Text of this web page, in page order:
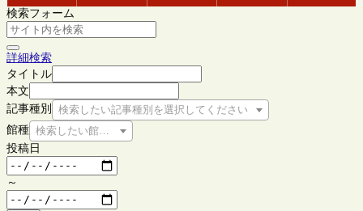
検索フォーム
詳細検索
タイトル
本文
記事種別
検索したい記事種別を選択してください
館種 検索したい館種を選択してください
投稿日
～